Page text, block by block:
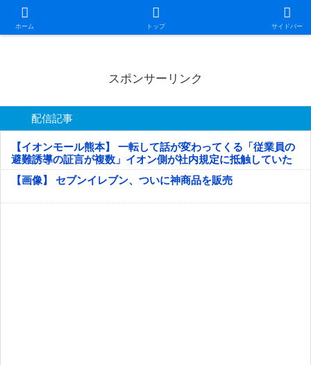
ホーム トップ サイドバー
日本第一！ニュース録
スポンサーリンク
配信記事
【イオンモール熊本】 一転して話が変わってくる「従業員の
避難誘導の証言が複数」イオン側が社内規定に抵触していた
疑い
【画像】 セブンイレブン、ついに神商品を販売